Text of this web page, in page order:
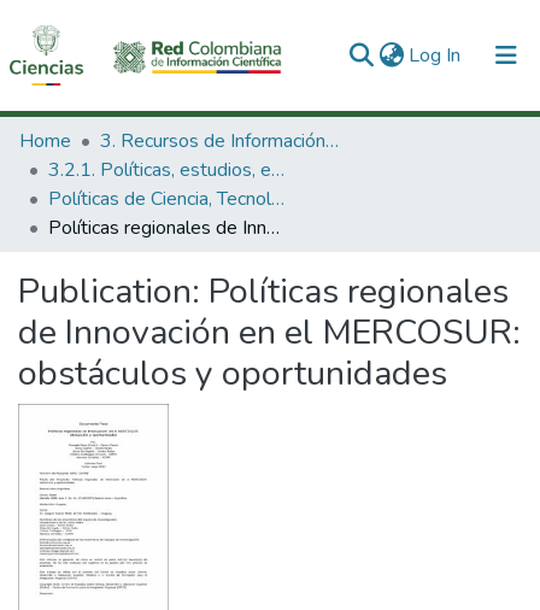
Log In (current)
Communities & Collections
All of DSpace
Statistics
Home
3. Recursos de Información Científica y Tecnológica
3.2.1. Políticas, estudios, evaluaciones e indicadores de CTeI
Políticas de Ciencia, Tecnología e Innovación
Políticas regionales de Innovación en el MERCOSUR: obstáculos y oportunidades
Publication: Políticas regionales
de Innovación en el MERCOSUR:
obstáculos y oportunidades